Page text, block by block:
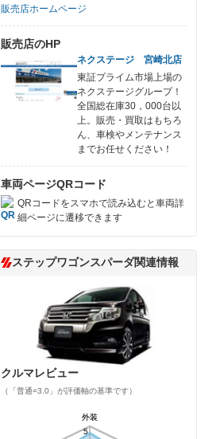
販売店ホームページ
販売店のHP
ネクステージ 宮崎北店
東証プライム市場上場の
ネクステージグループ！
全国総在庫30，000台以
上。販売・買取はもちろ
ん、車検やメンテナンス
までお任せください！
車両ページQRコード
QRコードをスマホで読み込むと車両詳
細ページに遷移できます
ステップワゴンスパーダ関連情報
クルマレビュー
（「普通=3.0」が評価軸の基準です）
外装
5
外装
5